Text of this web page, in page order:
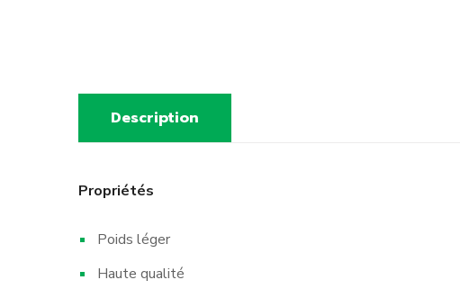
Description
Propriétés
Poids léger
Haute qualité